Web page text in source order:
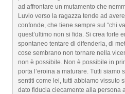
ad affrontare un mutamento che
Luvio verso la ragazza tende ad
confonde, che tiene sempre sul “chi
quest’ultimo non si fida. Si crea forte
spontaneo tentare di difenderla, di
cose sembrano non tornare nella
non è possibile. Non è possibile in
porta l’eroina a maturare. Tutti siamo
sentiti come lei, tutti abbiamo vissuto
dato fiducia ciecamente alla persona